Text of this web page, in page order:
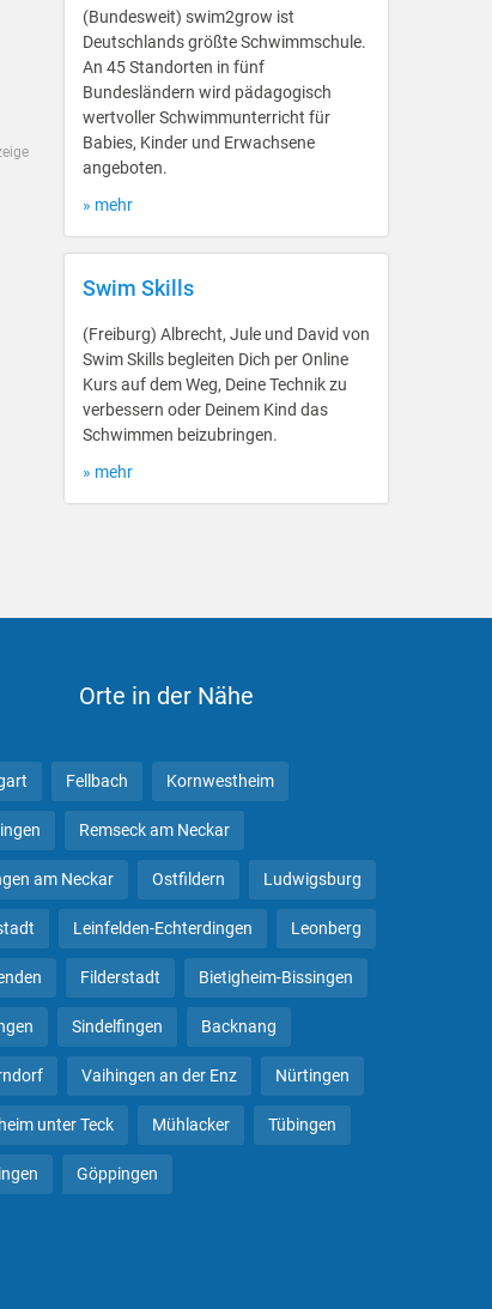
(Bundesweit) swim2grow ist
Deutschlands größte Schwimmschule.
An 45 Standorten in fünf
Bundesländern wird pädagogisch
wertvoller Schwimmunterricht für
Babies, Kinder und Erwachsene
angeboten.
» mehr
Swim Skills
(Freiburg) Albrecht, Jule und David von
Swim Skills begleiten Dich per Online
Kurs auf dem Weg, Deine Technik zu
verbessern oder Deinem Kind das
Schwimmen beizubringen.
» mehr
Orte in der Nähe
Fellbach Kornwestheim
Remseck am Neckar
am Neckar Ostfildern Ludwigsburg
Leinfelden-Echterdingen Leonberg
Filderstadt Bietigheim-Bissingen
Sindelfingen Backnang
Vaihingen an der Enz Nürtingen
unter Teck Mühlacker Tübingen
Göppingen